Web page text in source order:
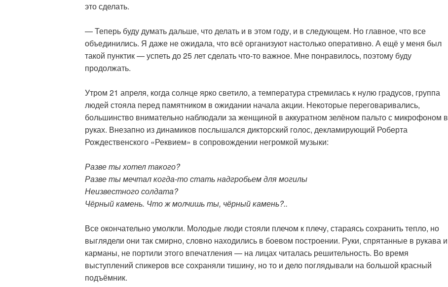
это сделать.
— Теперь буду думать дальше, что делать и в этом году, и в следующем. Но главное, что все
объединились. Я даже не ожидала, что всё организуют настолько оперативно. А ещё у меня был
такой пунктик — успеть до 25 лет сделать что-то важное. Мне понравилось, поэтому буду
продолжать.
Утром 21 апреля, когда солнце ярко светило, а температура стремилась к нулю градусов, группа
людей стояла перед памятником в ожидании начала акции. Некоторые переговаривались,
большинство внимательно наблюдали за женщиной в аккуратном зелёном пальто с микрофоном в
руках. Внезапно из динамиков послышался дикторский голос, декламирующий Роберта
Рождественского «Реквием» в сопровождении негромкой музыки:
Разве ты хотел такого?
Разве ты мечтал когда-то стать надгробьем для могилы
Неизвестного солдата?
Чёрный камень. Что ж молчишь ты, чёрный камень?..
Все окончательно умолкли. Молодые люди стояли плечом к плечу, стараясь сохранить тепло, но
выглядели они так смирно, словно находились в боевом построении. Руки, спрятанные в рукава и
карманы, не портили этого впечатления — на лицах читалась решительность. Во время
выступлений спикеров все сохраняли тишину, но то и дело поглядывали на большой красный
подъёмник.